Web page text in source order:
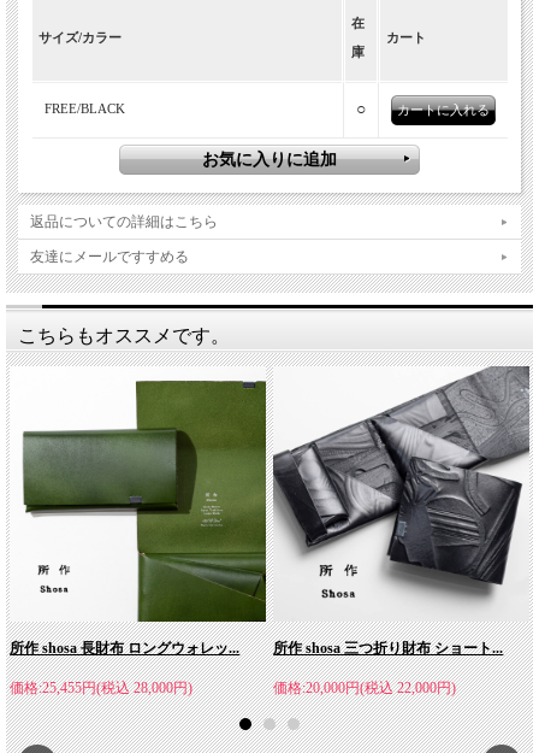
作されたミニ財布。
ッグタグを、ポケットウォレットにモディファイドしたのがこち
に、迅速に身元確認ができるための身分識別票であるドッグタグ
ンドらしくておもしろい。製作しているのは、イタリア・フィレ
ンツェにある老舗ファクトリー。誰もが知るスーパーブランドの
革製品も手掛ける、由緒正しく腕の良いファクトリーなだけあっ
て製品の仕上がりも非常に良いのです。フロントにフラップ付き
2つ設けられています。紙幣やコインなどはフロントのフラップ
収納に、カード類は裏側に収納できるような作りに。コードは取
り外しできるので、首掛け財布だけではなく手持ち財布としても
使用可能という2WAY仕様。
サイズ/カラー
在
庫
カート
FREE/BLACK ○
返品についての詳細はこちら
友達にメールですすめる
こちらもオススメです。
所作 shosa 長財布 ロングウォレッ...
価格:25,455円(税込 28,000円)
所作 shosa 三つ折り財布 ショート...
価格:20,000円(税込 22,000円)